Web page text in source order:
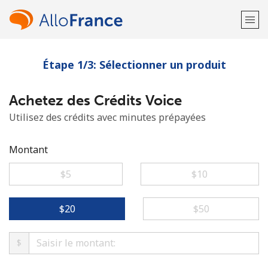
Bienvenue!
Vous avez déjà un compte?Connectez-vous →
Étape 1/3: Sélectionner un produit
Achetez des Crédits Voice
Utilisez des crédits avec minutes prépayées
Montant
⁦$5⁩
⁦$10⁩
⁦$20⁩ ⁦$50⁩
$